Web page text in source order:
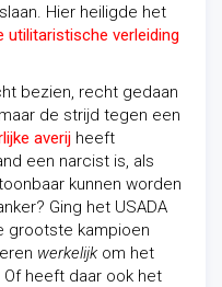
Hier heiligde het
utilitaristische verleiding
bezien, recht gedaan
de strijd tegen een
averij heeft
een narcist is, als
kunnen worden
Ging het USADA
grootste kampioen
werkelijk om het
heeft daar ook het